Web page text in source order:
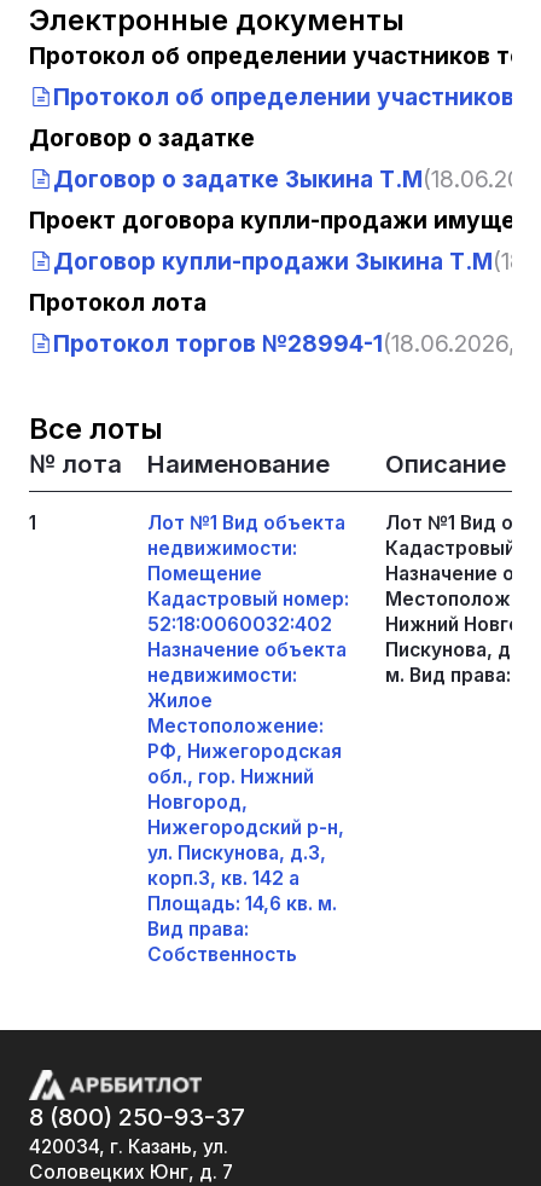
Электронные документы
Протокол об определении участников
Протокол об определении участников
Договор о задатке
Договор о задатке Зыкина Т.М
Проект договора купли-продажи
Договор купли-продажи Зыкина Т.М
Протокол лота
Протокол торгов №28994-1(18.06.2026,
Все лоты
№ лота Наименование Описание
1
Лот №1 Вид объекта
недвижимости:
Помещение
Кадастровый номер:
52:18:0060032:402
Назначение объекта
недвижимости:
Жилое
Местоположение:
РФ, Нижегородская
обл., гор. Нижний
Новгород,
Нижегородский р-н,
ул. Пискунова, д.3,
корп.3, кв. 142 а
Площадь: 14,6 кв. м.
Вид права:
Собственность
Лот №1 Вид
Кадастровый
Назначение
Нижний
Пискунова, д.3,
м. Вид права:
8 (800) 250-93-37
420034, г. Казань, ул.
Соловецких Юнг, д. 7